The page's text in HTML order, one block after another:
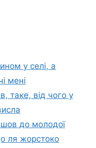
у селі, а
мені
таке, від чого у
до молодої
ля жорстоко